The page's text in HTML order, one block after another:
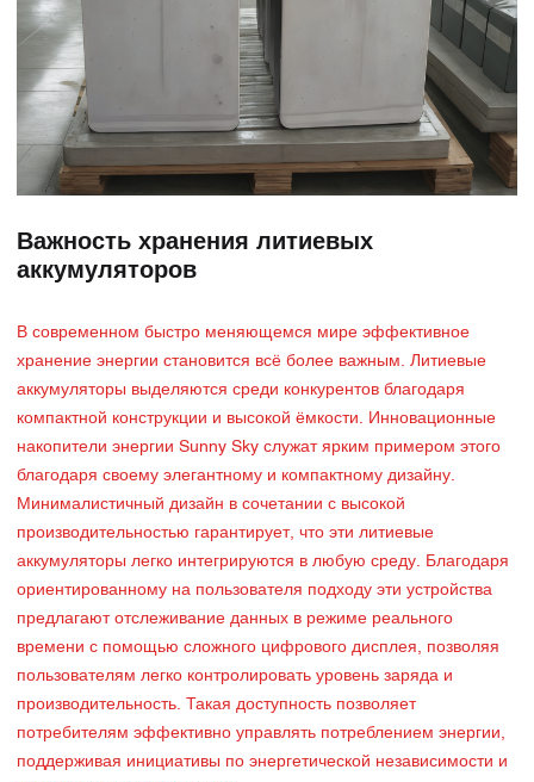
Важность хранения литиевых
аккумуляторов
В современном быстро меняющемся мире эффективное
хранение энергии становится всё более важным. Литиевые
аккумуляторы выделяются среди конкурентов благодаря
компактной конструкции и высокой ёмкости. Инновационные
накопители энергии Sunny Sky служат ярким примером этого
благодаря своему элегантному и компактному дизайну.
Минималистичный дизайн в сочетании с высокой
производительностью гарантирует, что эти литиевые
аккумуляторы легко интегрируются в любую среду. Благодаря
ориентированному на пользователя подходу эти устройства
предлагают отслеживание данных в режиме реального
времени с помощью сложного цифрового дисплея, позволяя
пользователям легко контролировать уровень заряда и
производительность. Такая доступность позволяет
потребителям эффективно управлять потреблением энергии,
поддерживая инициативы по энергетической независимости и